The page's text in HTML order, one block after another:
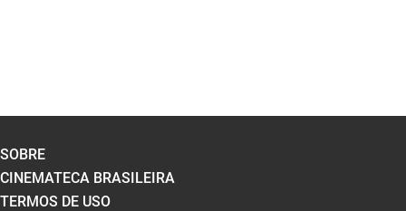
SOBRE
CINEMATECA BRASILEIRA
TERMOS DE USO